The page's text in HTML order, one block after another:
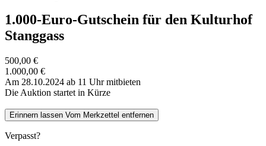
1.000-Euro-Gutschein für den Kulturhof
Stanggass
500,00 €
1.000,00 €
Am 28.10.2024 ab 11 Uhr mitbieten
Die Auktion startet in Kürze
Erinnern lassen Vom Merkzettel entfernen
Verpasst?